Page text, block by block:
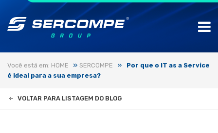
Você está em: HOME » SERCOMPE »
Por que o IT as a Service
é ideal para a sua empresa?
VOLTAR PARA LISTAGEM DO BLOG